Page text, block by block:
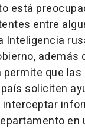
está
entre
Inteligencia
además
que las
soliciten
en